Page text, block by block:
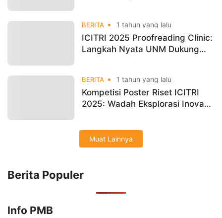
BERITA 1 tahun yang lalu
ICITRI 2025 Proofreading Clinic:
Langkah Nyata UNM Dukung
BERITA 1 tahun yang lalu
Kompetisi Poster Riset ICITRI
2025: Wadah Eksplorasi Inovasi
Muat Lainnya
Berita Populer
Info PMB